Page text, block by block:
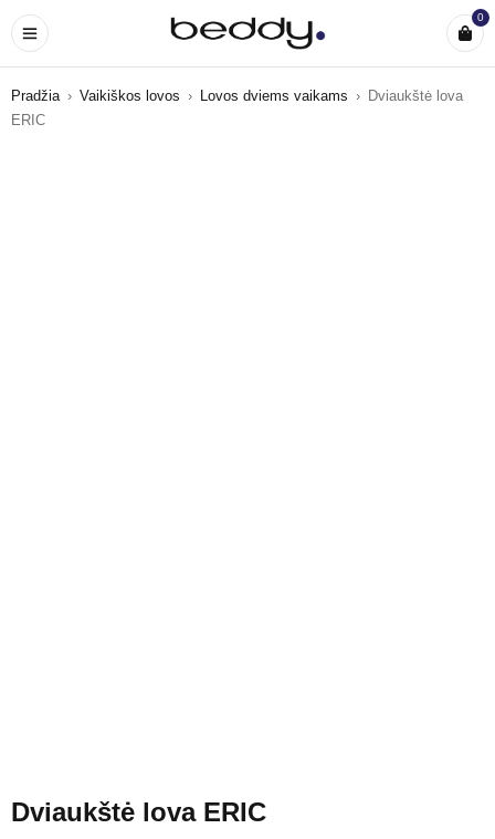
0
Pradžia › Vaikiškos lovos › Lovos dviems vaikams › Dviaukštė lova
ERIC
Dviaukštė lova ERIC